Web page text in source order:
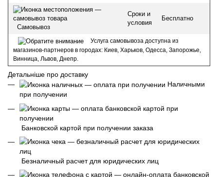
Самовывоз
Сроки и
условия
Бесплатно
Услуга самовывоза доступна из
магазинов-партнеров в городах: Киев, Харьков, Одесса, Запорожье,
Винница, Львов, Днепр.
Детальніше про доставку
Наличными
при получении
Банковской картой при получении заказа
Безналичный расчет для юридических лиц